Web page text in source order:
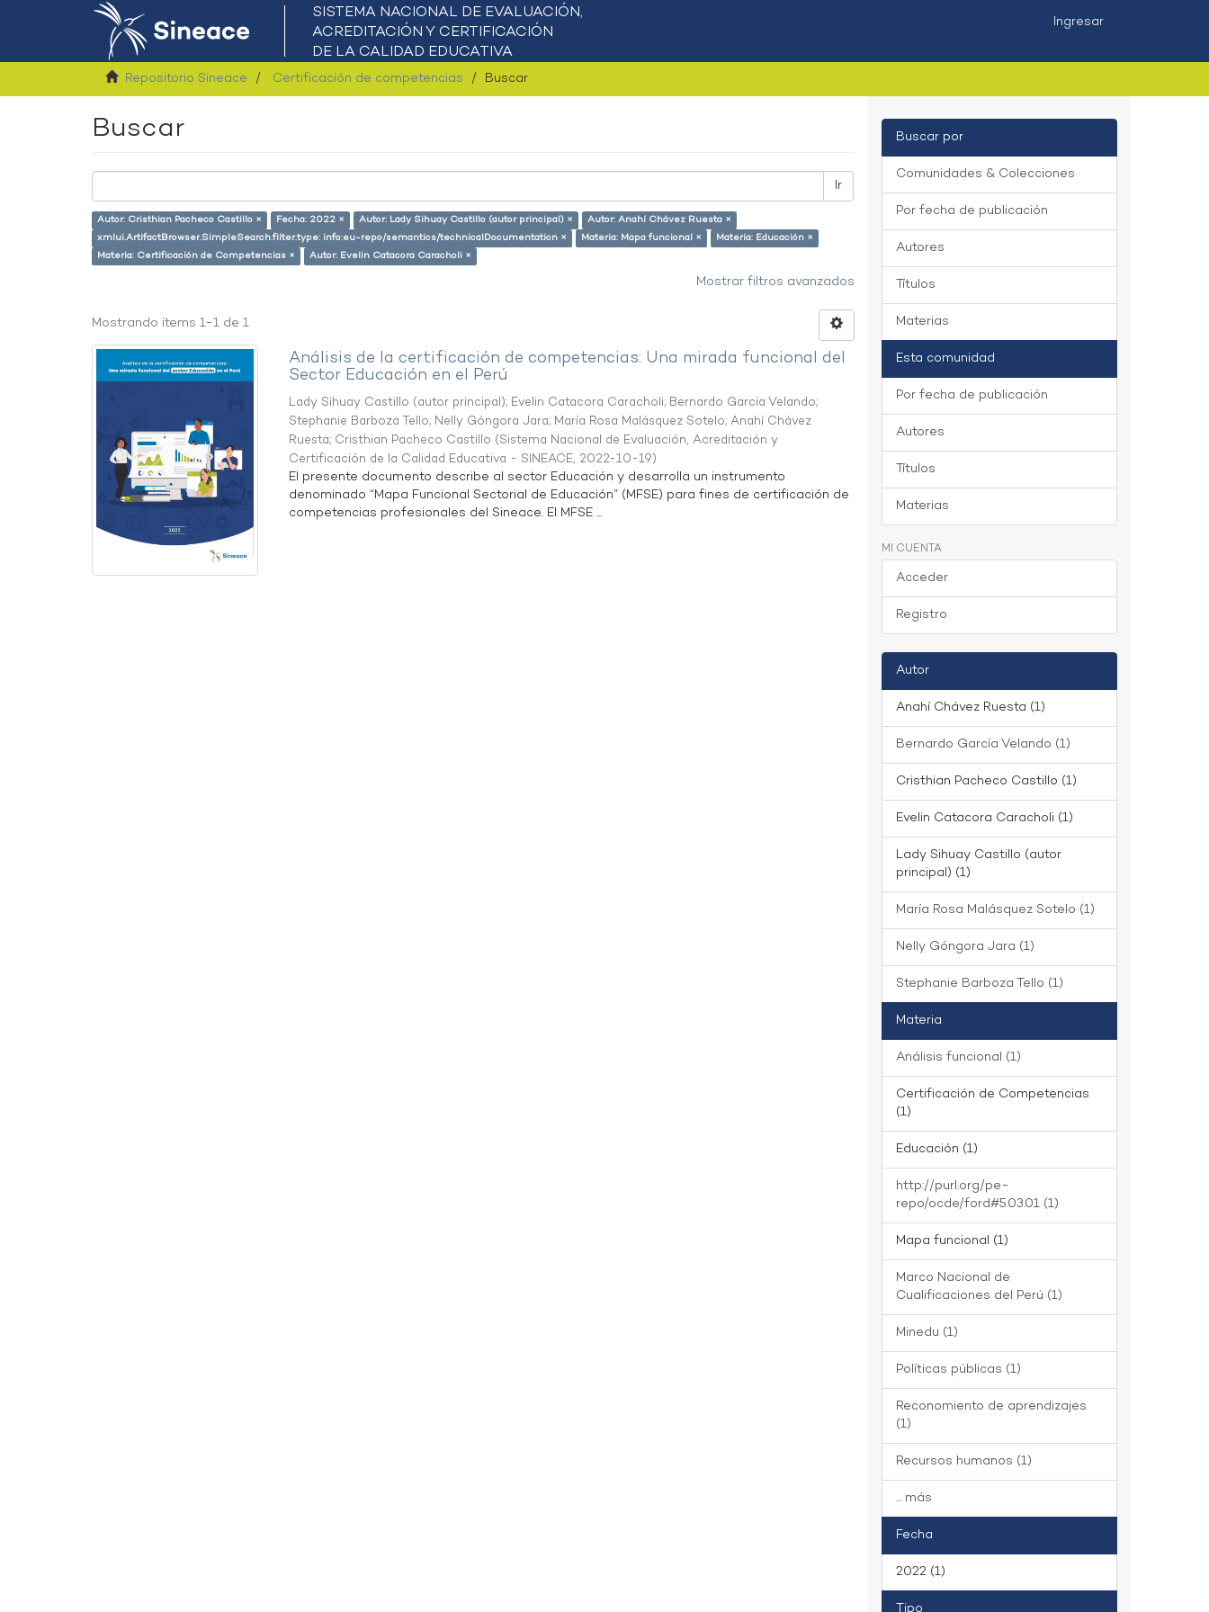
Ingresar
Repositorio Sineace Certificación de competencias Buscar
Buscar
Ir
Autor: Cristhian Pacheco Castillo × Fecha: 2022 × Autor: Lady Sihuay Castillo (autor principal) ×
Autor: Anahí Chávez Ruesta ×
xmlui.ArtifactBrowser.SimpleSearch.filter.type: info:eu-repo/semantics/technicalDocumentation ×
Materia: Mapa funcional ×
Materia: Educación ×
Materia: Certificación de Competencias ×
Autor: Evelin Catacora Caracholi ×
Mostrar filtros avanzados
Mostrando ítems 1-1 de 1
Análisis de la certificación de competencias: Una mirada funcional del
Sector Educación en el Perú
Lady Sihuay Castillo (autor principal); Evelin Catacora Caracholi; Bernardo García Velando;
Stephanie Barboza Tello; Nelly Góngora Jara; María Rosa Malásquez Sotelo;Anahí Chávez
Ruesta; Cristhian Pacheco Castillo (Sistema Nacional de Evaluación, Acreditación y
Certificación de la Calidad Educativa - SINEACE, 2022-10-19)
El presente documento describe al sector Educación y desarrolla un instrumento
denominado “Mapa Funcional Sectorial de Educación” (MFSE) para fines de certificación de
competencias profesionales del Sineace. El MFSE ...
Buscar por
Comunidades & Colecciones
Por fecha de publicación
Autores
Títulos
Materias
Esta comunidad
Por fecha de publicación
Autores
Títulos
Materias
MI CUENTA
Acceder
Registro
Autor
Anahí Chávez Ruesta (1)
Bernardo García Velando (1)
Cristhian Pacheco Castillo (1)
Evelin Catacora Caracholi (1)
Lady Sihuay Castillo (autor
principal) (1)
María Rosa Malásquez Sotelo (1)
Nelly Góngora Jara (1)
Stephanie Barboza Tello (1)
Materia
Análisis funcional (1)
Certificación de Competencias
(1)
Educación (1)
http://purl.org/pe-
repo/ocde/ford#5.03.01 (1)
Mapa funcional (1)
Marco Nacional de
Cualificaciones del Perú (1)
Minedu (1)
Políticas públicas (1)
Reconomiento de aprendizajes
(1)
Recursos humanos (1)
... más
Fecha
2022 (1)